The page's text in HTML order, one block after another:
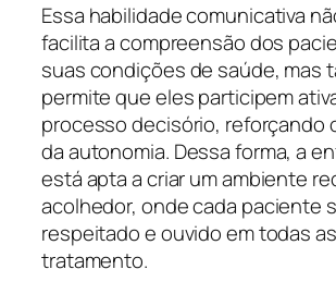
Essa habilidade comunicativa
facilita a compreensão dos
suas condições de saúde, mas
permite que eles participem
processo decisório, reforçando
da autonomia. Dessa forma, a
está apta a criar um ambiente
acolhedor, onde cada paciente
respeitado e ouvido em todas
tratamento.